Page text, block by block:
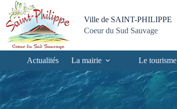
Passer
contenu
Passer
menu
Aller
recherche
Aller
pied
page
Ville de SAINT-PHILIPPE
Coeur du Sud Sauvage
Actualités La mairie Le tourisme